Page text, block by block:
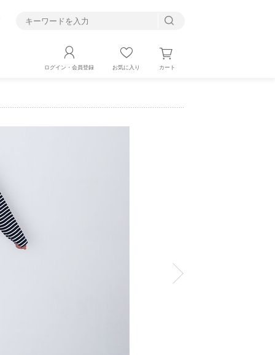
ログイン・会員登録 お気に入り カート